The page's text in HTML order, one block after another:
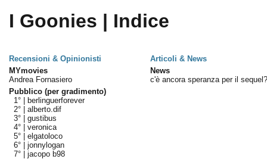
I Goonies | Indice
Recensioni & Opinionisti
Articoli & News
MYmovies
Andrea Fornasiero
Pubblico (per gradimento)
1° |
berlinguerforever
2° | alberto.dif
3° | gustibus
4° | veronica
5° | elgatoloco
6° | jonnylogan
7° | jacopo b98
News
c'è ancora speranza per il sequel?